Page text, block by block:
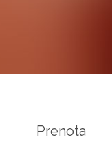
Prenota